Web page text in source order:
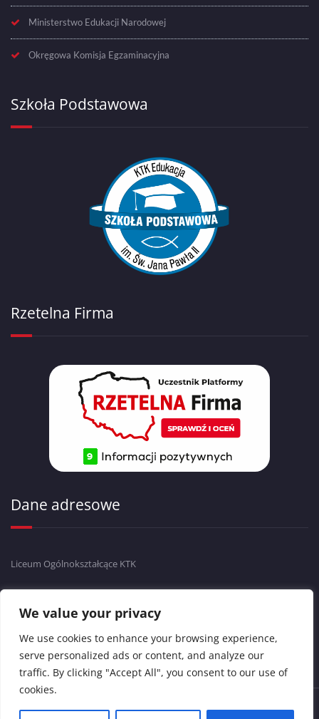
We value your privacy
We use cookies to enhance your browsing experience,
serve personalized ads or content, and analyze our
traffic. By clicking "Accept All", you consent to our use of
cookies.
Ministerstwo Edukacji Narodowej
Okręgowa Komisja Egzaminacyjna
Szkoła Podstawowa
Rzetelna Firma
Dane adresowe
Liceum Ogólnokształcące KTK
ul.Krasińskiego 17
43-300 Bielsko-Biała
tel./fax 33 811 68 88
Copyright © 2024 Liceum Ogólnokształcące KTK. Wszelkie prawa